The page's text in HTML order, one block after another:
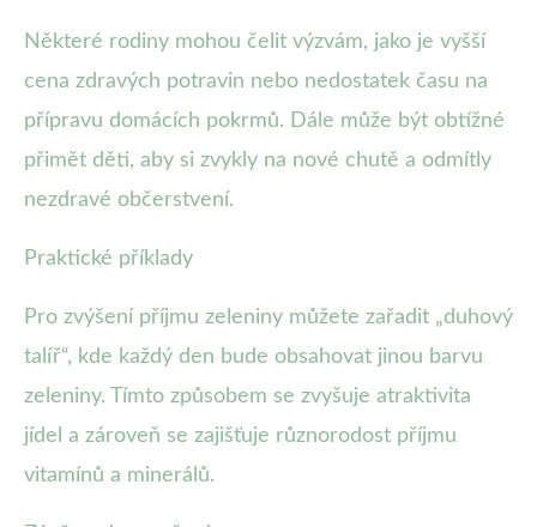
Některé rodiny mohou čelit výzvám, jako je vyšší
cena zdravých potravin nebo nedostatek času na
přípravu domácích pokrmů. Dále může být obtížné
přimět děti, aby si zvykly na nové chutě a odmítly
nezdravé občerstvení.
Praktické příklady
Pro zvýšení příjmu zeleniny můžete zařadit „duhový
talíř“, kde každý den bude obsahovat jinou barvu
zeleniny. Tímto způsobem se zvyšuje atraktivita
jídel a zároveň se zajišťuje různorodost příjmu
vitamínů a minerálů.